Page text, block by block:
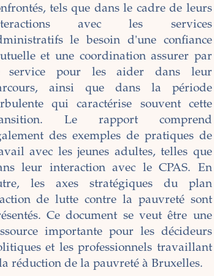
tels que dans le cadre de leurs
avec les services
le besoin d'une confiance
et une coordination assurer par
service pour les aider dans leur
ainsi que dans la période
qui caractérise souvent cette
Le rapport comprend
des exemples de pratiques de
avec les jeunes adultes, telles que
leur interaction avec le CPAS. En
les axes stratégiques du plan
de lutte contre la pauvreté sont
Ce document se veut être une
importante pour les décideurs
et les professionnels travaillant
réduction de la pauvreté à Bruxelles.